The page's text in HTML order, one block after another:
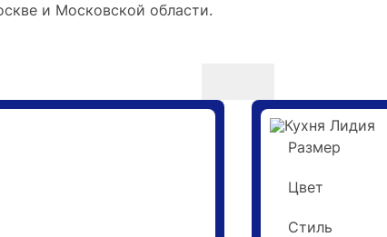
и Московской области.
Размер
Цвет
Стиль